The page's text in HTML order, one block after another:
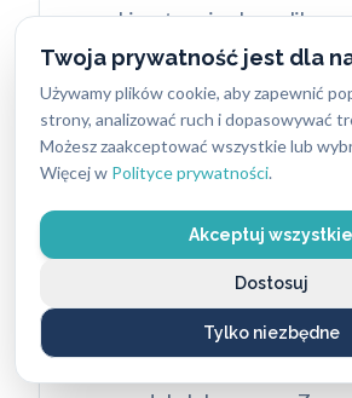
Twoja prywatność jest dla
Używamy plików cookie, aby zapewnić
strony, analizować ruch i dopasowywać
Możesz zaakceptować wszystkie lub
Więcej w Polityce prywatności.
Akceptuj wszystkie
Tylko niezbędne
Dostosuj
wysokim stopniu
Bezinwazyjne
samochodów
Wykonujemyawaryjne
samochodów Poznań
wszystkich marek pojazdów, a
zapewniamy w Poznaniu o
Otwieramy auta popularne,